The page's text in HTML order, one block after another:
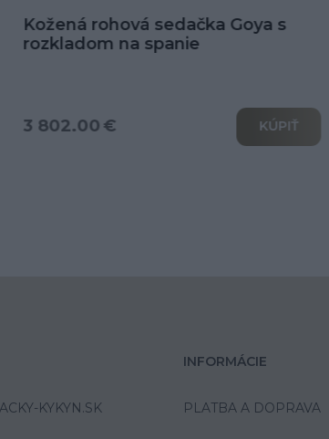
Kožená sedačka Alexandria v tvare
U
od 6 039.00 € KÚPIŤ
KYKYN.SK
INFORMÁCIE
PLATBA A DOPRAVA